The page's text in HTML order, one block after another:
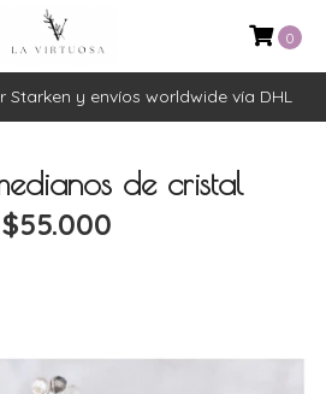
Starken y envíos worldwide vía DHL
0
de cristal
$55.000